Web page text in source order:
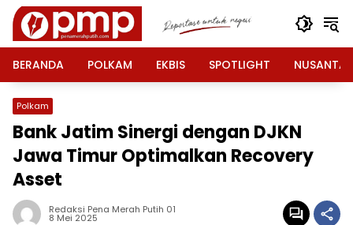
Langsung
konten
BERANDA
POLKAM EKBIS SPOTLIGHT
Polkam
Bank Jatim Sinergi dengan DJKN
Jawa Timur Optimalkan Recovery
Asset
Redaksi Pena Merah Putih 01
8 Mei 2025